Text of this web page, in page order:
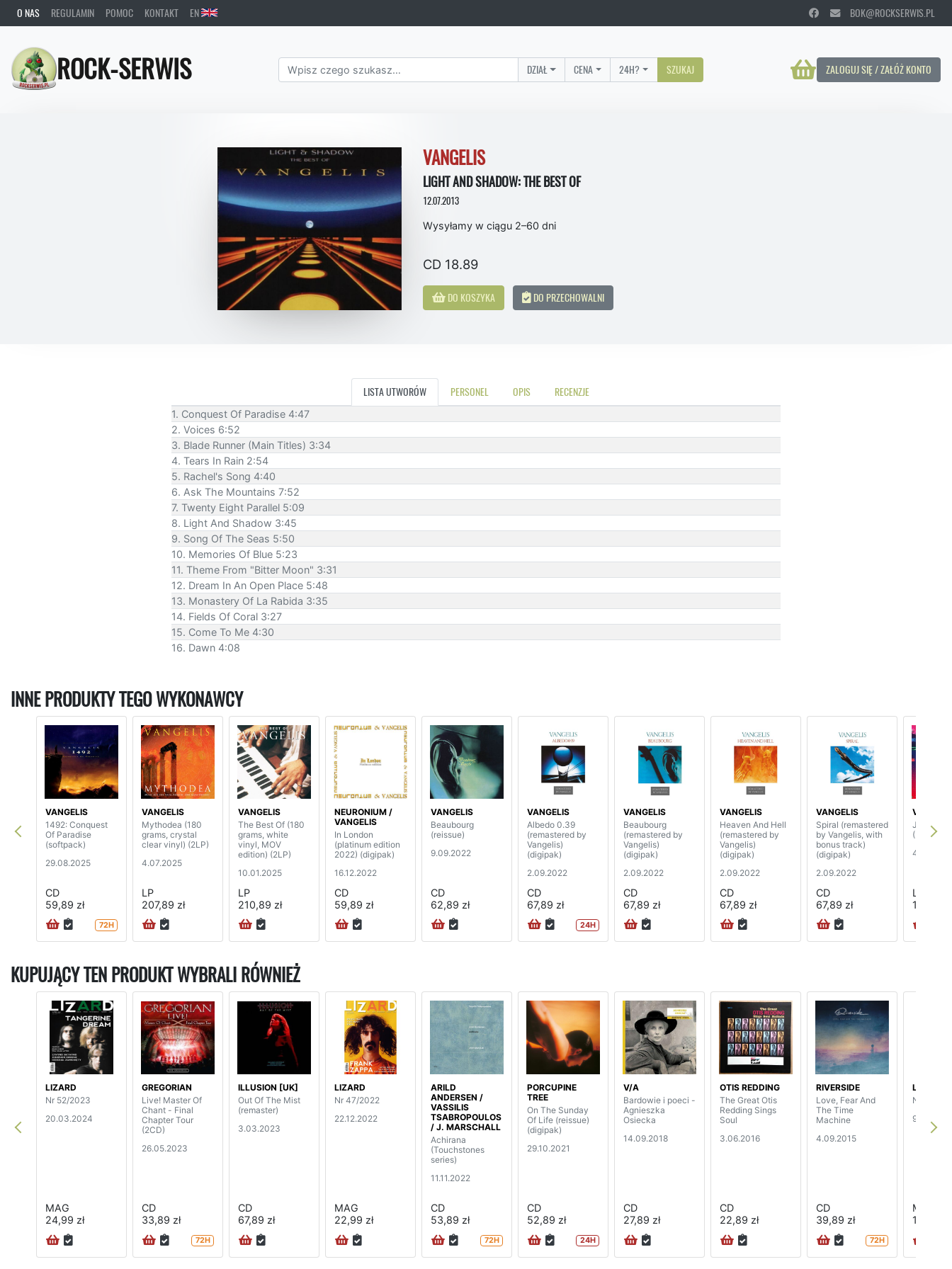
O NAS REGULAMIN POMOC KONTAKT EN BOK@ROCKSERWIS.PL
ROCK-SERWIS ZALOGUJ SIĘ / ZAŁÓŻ KONTO
DZIAŁ CENA 24H? SZUKAJ
VANGELIS
LIGHT AND SHADOW: THE BEST OF
12.07.2013
Wysyłamy w ciągu 2–60 dni
CD 18.89
DO KOSZYKA DO PRZECHOWALNI
LISTA UTWORÓW PERSONEL OPIS RECENZJE
1. Conquest Of Paradise 4:47
2. Voices 6:52
3. Blade Runner (Main Titles) 3:34
4. Tears In Rain 2:54
5. Rachel's Song 4:40
6. Ask The Mountains 7:52
7. Twenty Eight Parallel 5:09
8. Light And Shadow 3:45
9. Song Of The Seas 5:50
10. Memories Of Blue 5:23
11. Theme From "Bitter Moon" 3:31
12. Dream In An Open Place 5:48
13. Monastery Of La Rabida 3:35
14. Fields Of Coral 3:27
15. Come To Me 4:30
16. Dawn 4:08
INNE PRODUKTY TEGO WYKONAWCY
VANGELIS
1492: Conquest
Of Paradise
(softpack)
29.08.2025
CD
59,89 zł
72H
VANGELIS
Mythodea (180
grams, crystal
clear vinyl) (2LP)
4.07.2025
LP
207,89 zł
VANGELIS
The Best Of (180
grams, white
vinyl, MOV
edition) (2LP)
10.01.2025
LP
210,89 zł
NEURONIUM /
VANGELIS
In London
(platinum edition
2022) (digipak)
16.12.2022
CD
59,89 zł
VANGELIS
Beaubourg
(reissue)
9.09.2022
CD
62,89 zł
VANGELIS
Albedo 0.39
(remastered by
Vangelis)
(digipak)
2.09.2022
CD
67,89 zł
24H
VANGELIS
Beaubourg
(remastered by
Vangelis)
(digipak)
2.09.2022
CD
67,89 zł
VANGELIS
Heaven And Hell
(remastered by
Vangelis)
(digipak)
2.09.2022
CD
67,89 zł
VANGELIS
Spiral (remastered
by Vangelis, with
bonus track)
(digipak)
2.09.2022
CD
67,89 zł
Juno To
(2LP)
LP
182,89
KUPUJĄCY TEN PRODUKT WYBRALI RÓWNIEŻ
LIZARD
Nr 52/2023
20.03.2024
MAG
24,99 zł
GREGORIAN
Live! Master Of
Chant - Final
Chapter Tour
(2CD)
26.05.2023
CD
33,89 zł
72H
ILLUSION [UK]
Out Of The Mist
(remaster)
3.03.2023
CD
67,89 zł
LIZARD
Nr 47/2022
22.12.2022
MAG
22,99 zł
ARILD
ANDERSEN /
VASSILIS
TSABROPOULOS
/ J. MARSCHALL
Achirana
(Touchstones
series)
11.11.2022
CD
53,89 zł
72H
PORCUPINE
TREE
On The Sunday
Of Life (reissue)
(digipak)
29.10.2021
CD
52,89 zł
24H
V/A
Bardowie i poeci -
Agnieszka
Osiecka
14.09.2018
CD
27,89 zł
OTIS REDDING
The Great Otis
Redding Sings
Soul
3.06.2016
CD
22,89 zł
RIVERSIDE
Love, Fear And
The Time
Machine
4.09.2015
CD
39,89 zł
72H
LIZARD
Nr 19 (2/
9.03.2015
MAG
14,99 zł